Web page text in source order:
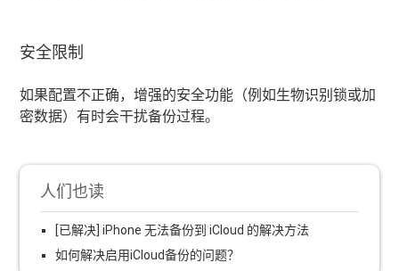
安全限制
如果配置不正确，增强的安全功能（例如生物识别锁或加
密数据）有时会干扰备份过程。
人们也读
[已解决] iPhone 无法备份到 iCloud 的解决方法
如何解决启用iCloud备份的问题？